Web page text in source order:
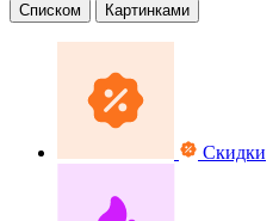
Списком
Картинками
Скидки